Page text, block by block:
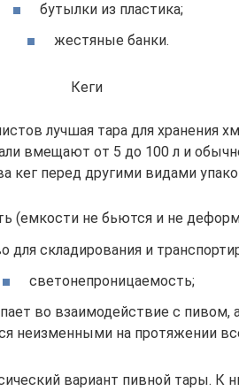
бутылки из пластика;
жестяные банки.
Кеги
лучшая тара для хранения
вмещают от 5 до 100 л и
кег перед другими видами
(емкости не бьются и не
для складирования и
светонепроницаемость;
во взаимодействие с пивом,
неизменными на протяжении
вариант пивной тары. К